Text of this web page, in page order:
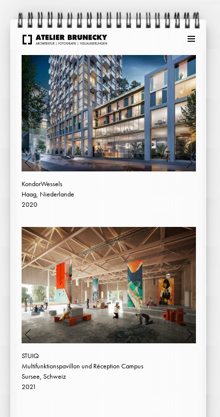
KondorWessels
Haag, Niederlande
2020
STUIQ
Multifunktionspavillon und Réception Campus
Sursee, Schweiz
2021